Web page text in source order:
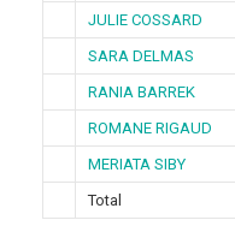
JULIE COSSARD
SARA DELMAS
RANIA BARREK
ROMANE RIGAUD
MERIATA SIBY
Total